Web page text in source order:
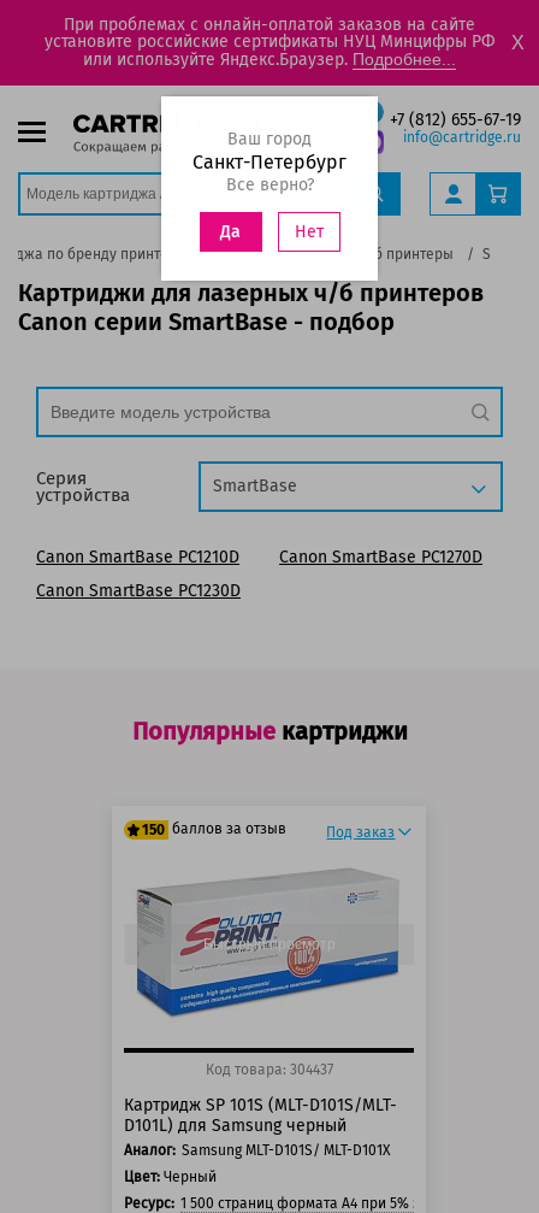
При проблемах с онлайн-оплатой заказов на сайте
установите российские сертификаты НУЦ Минцифры РФ
или используйте Яндекс.Браузер. Подробнее...
X
+7 (812) 655-67-19
info@cartridge.ru
Ваш город
Санкт-Петербург
Все верно?
Да Нет
по бренду принтера Canon Лазерные ч/б принтеры
Картриджи для лазерных ч/б принтеров
Canon серии SmartBase - подбор
Серия
устройства SmartBase
Canon SmartBase PC1210D
Canon SmartBase PC1230D
Canon SmartBase PC1270D
Популярныекартриджи
150 баллов за отзыв
125 баллов
150 баллов
Под заказ
Быстрый просмотр
Код товара: 304437
Картридж SP 101S (MLT-D101S/MLT-
D101L) для Samsung черный
Аналог: Samsung MLT-D101S/ MLT-D101X
Цвет: Черный
Ресурс: 1 500 страниц формата А4 при 5% заполнении